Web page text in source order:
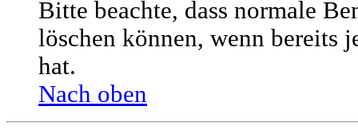
Bitte beachte, dass normale
löschen können, wenn bereits
hat.
Nach oben